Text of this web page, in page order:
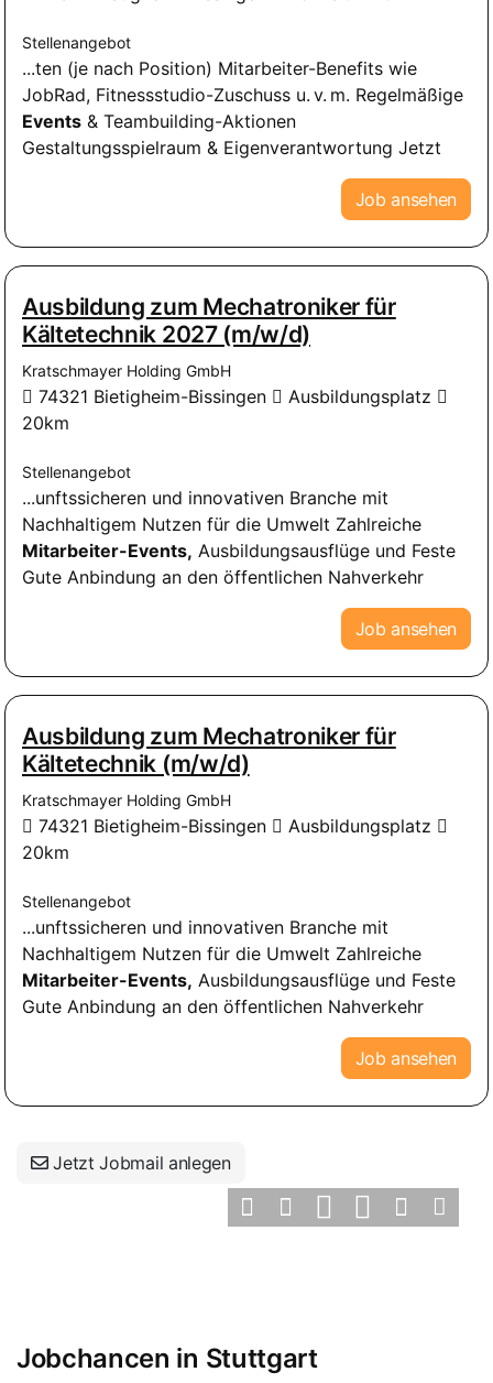
Stellenangebot
...ten (je nach Position) Mitarbeiter-Benefits wie
JobRad, Fitnessstudio-Zuschuss u. v. m. Regelmäßige
Events & Teambuilding-Aktionen
Gestaltungsspielraum & Eigenverantwortung Jetzt
Job ansehen
Ausbildung zum Mechatroniker für
Kältetechnik 2027 (m/w/d)
Kratschmayer Holding GmbH
74321 Bietigheim-Bissingen
Ausbildungsplatz
20km
Stellenangebot
...unftssicheren und innovativen Branche mit
Nachhaltigem Nutzen für die Umwelt Zahlreiche
Mitarbeiter-Events, Ausbildungsausflüge und Feste
Gute Anbindung an den öffentlichen Nahverkehr
Job ansehen
Ausbildung zum Mechatroniker für
Kältetechnik (m/w/d)
Kratschmayer Holding GmbH
74321 Bietigheim-Bissingen
Ausbildungsplatz
20km
Stellenangebot
...unftssicheren und innovativen Branche mit
Nachhaltigem Nutzen für die Umwelt Zahlreiche
Mitarbeiter-Events, Ausbildungsausflüge und Feste
Gute Anbindung an den öffentlichen Nahverkehr
Job ansehen
Jetzt Jobmail anlegen
Jobchancen in Stuttgart